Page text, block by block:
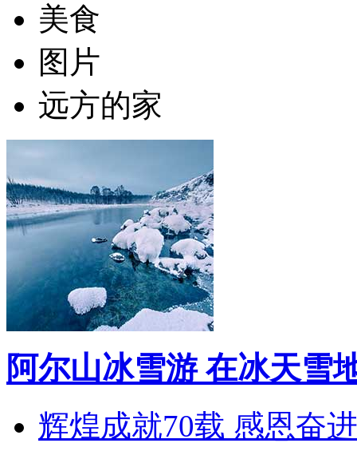
美食
图片
远方的家
阿尔山冰雪游 在冰天雪
辉煌成就70载 感恩奋